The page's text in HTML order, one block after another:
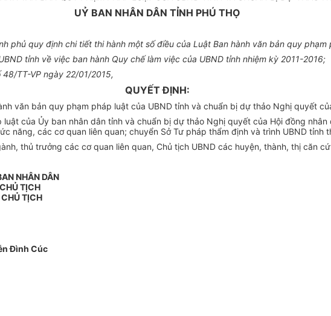
UỶ BAN NHÂN DÂN TỈNH PHÚ THỌ
phủ quy định chi tiết thi hành một số điều của Luật Ban hành văn bản quy
tỉnh về việc ban hành Quy chế làm việc của UBND tỉnh nhiệm kỳ 2011-2016;
TT-VP ngày 22/01/2015,
QUYẾT ĐỊNH:
văn bản quy phạm pháp luật của UBND tỉnh và chuẩn bị dự thảo Nghị quyết
của Ủy ban nhân dân tỉnh và chuẩn bị dự thảo Nghị quyết của Hội đồng
năng, các cơ quan liên quan; chuyển Sở Tư pháp thẩm định và trình UBND
thủ trưởng các cơ quan liên quan, Chủ tịch UBND các huyện, thành, thị căn
NHÂN DÂN
TỊCH
TỊCH
Đình Cúc